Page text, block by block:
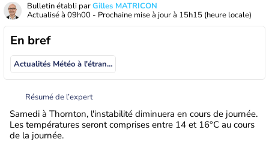
Bulletin établi parGilles MATRICON
Actualisé à 09h00 - Prochaine mise à jour à 15h15 (heure locale)
En bref
Actualités Météo à l'étranger
Résumé de l’expert
Samedi à Thornton, l'instabilité diminuera en cours de journée.
Les températures seront comprises entre 14 et 16°C au cours
de la journée.